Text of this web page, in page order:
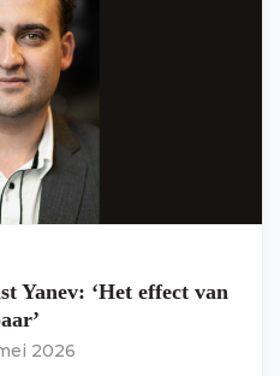
Yanev: ‘Het effect van
2026